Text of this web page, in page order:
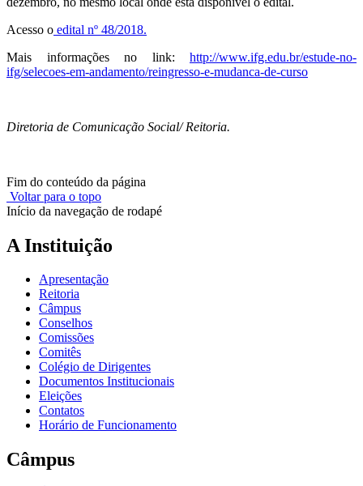
Acesso o edital nº 48/2018.
Mais informações no link: http://www.ifg.edu.br/estude-no-
ifg/selecoes-em-andamento/reingresso-e-mudanca-de-curso
Diretoria de Comunicação Social/ Reitoria.
Fim do conteúdo da página
Voltar para o topo
Início da navegação de rodapé
A Instituição
Apresentação
Reitoria
Câmpus
Conselhos
Comissões
Comitês
Colégio de Dirigentes
Documentos Institucionais
Eleições
Contatos
Horário de Funcionamento
Câmpus